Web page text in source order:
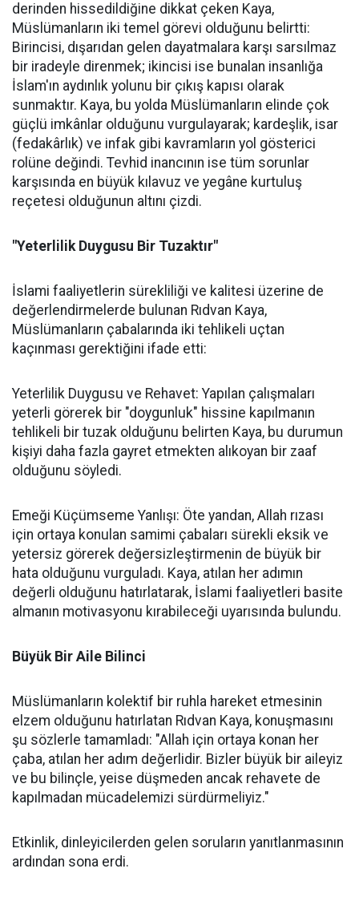
derinden hissedildiğine dikkat çeken Kaya,
Müslümanların iki temel görevi olduğunu belirtti:
Birincisi, dışarıdan gelen dayatmalara karşı sarsılmaz
bir iradeyle direnmek; ikincisi ise bunalan insanlığa
İslam'ın aydınlık yolunu bir çıkış kapısı olarak
sunmaktır. Kaya, bu yolda Müslümanların elinde çok
güçlü imkânlar olduğunu vurgulayarak; kardeşlik, isar
(fedakârlık) ve infak gibi kavramların yol gösterici
rolüne değindi. Tevhid inancının ise tüm sorunlar
karşısında en büyük kılavuz ve yegâne kurtuluş
reçetesi olduğunun altını çizdi.
"Yeterlilik Duygusu Bir Tuzaktır"
İslami faaliyetlerin sürekliliği ve kalitesi üzerine de
değerlendirmelerde bulunan Rıdvan Kaya,
Müslümanların çabalarında iki tehlikeli uçtan
kaçınması gerektiğini ifade etti:
Yeterlilik Duygusu ve Rehavet: Yapılan çalışmaları
yeterli görerek bir "doygunluk" hissine kapılmanın
tehlikeli bir tuzak olduğunu belirten Kaya, bu durumun
kişiyi daha fazla gayret etmekten alıkoyan bir zaaf
olduğunu söyledi.
Emeği Küçümseme Yanlışı: Öte yandan, Allah rızası
için ortaya konulan samimi çabaları sürekli eksik ve
yetersiz görerek değersizleştirmenin de büyük bir
hata olduğunu vurguladı. Kaya, atılan her adımın
değerli olduğunu hatırlatarak, İslami faaliyetleri basite
almanın motivasyonu kırabileceği uyarısında bulundu.
Büyük Bir Aile Bilinci
Müslümanların kolektif bir ruhla hareket etmesinin
elzem olduğunu hatırlatan Rıdvan Kaya, konuşmasını
şu sözlerle tamamladı: "Allah için ortaya konan her
çaba, atılan her adım değerlidir. Bizler büyük bir aileyiz
ve bu bilinçle, yeise düşmeden ancak rehavete de
kapılmadan mücadelemizi sürdürmeliyiz."
Etkinlik, dinleyicilerden gelen soruların yanıtlanmasının
ardından sona erdi.